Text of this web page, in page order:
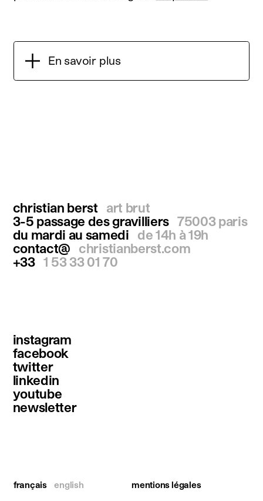
En savoir plus
christian berst
art brut
3-5 passage des gravilliers 75003 paris
du mardi au samedi
de 14h à 19h
contact@
christianberst.com
+33 1 53 33 01 70
instagram
facebook
twitter
linkedin
youtube
newsletter
français english mentions légales